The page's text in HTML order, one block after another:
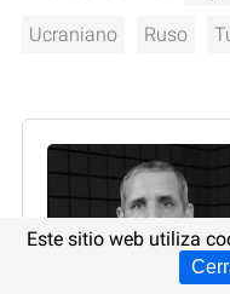
Ucraniano Ruso
Este sitio web utiliza